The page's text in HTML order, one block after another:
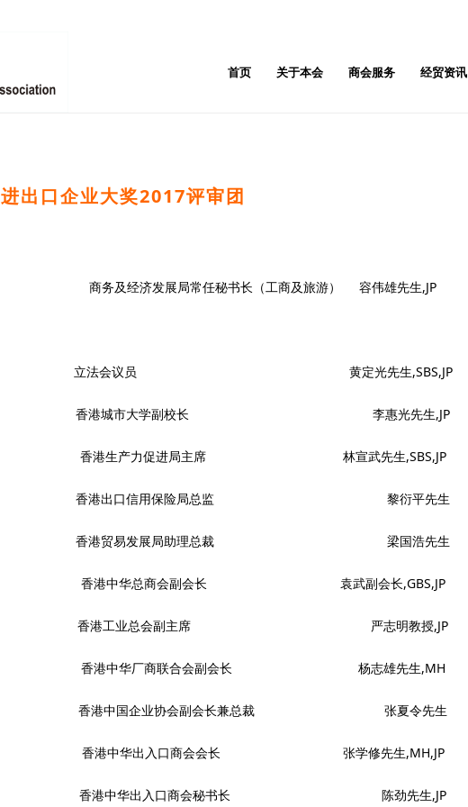
首页 关于本会 商会服务 经贸资讯
进出口企业大奖2017评审团
商务及经济发展局常任秘书长（工商及旅游） 容伟雄先生,JP
立法会议员 黄定光先生,SBS,JP
香港城市大学副校长 李惠光先生,JP
香港生产力促进局主席 林宣武先生,SBS,JP
香港出口信用保险局总监 黎衍平先生
香港贸易发展局助理总裁 梁国浩先生
香港中华总商会副会长 袁武副会长,GBS,JP
香港工业总会副主席 严志明教授,JP
香港中华厂商联合会副会长 杨志雄先生,MH
香港中国企业协会副会长兼总裁 张夏令先生
香港中华出入口商会会长 张学修先生,MH,JP
香港中华出入口商会秘书长 陈劲先生,JP